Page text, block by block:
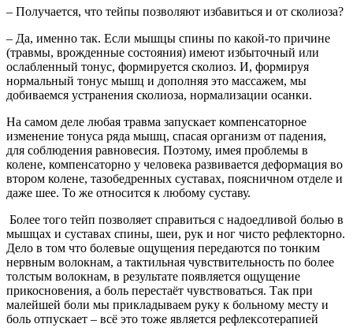
– Получается, что тейпы позволяют избавиться и от сколиоза?
– Да, именно так. Если мышцы спины по какой-то причине
(травмы, врожденные состояния) имеют избыточный или
ослабленный тонус, формируется сколиоз. И, формируя
нормальный тонус мышц и дополняя это массажем, мы
добиваемся устранения сколиоза, нормализации осанки.
На самом деле любая травма запускает компенсаторное
изменение тонуса ряда мышц, спасая организм от падения,
для соблюдения равновесия. Поэтому, имея проблемы в
колене, компенсаторно у человека развивается деформация во
втором колене, тазобедренных суставах, поясничном отделе и
даже шее. То же относится к любому суставу.
Более того тейп позволяет справиться с надоедливой болью в
мышцах и суставах спины, шеи, рук и ног чисто рефлекторно.
Дело в том что болевые ощущения передаются по тонким
нервным волокнам, а тактильная чувствительность по более
толстым волокнам, в результате появляется ощущение
прикосновения, а боль перестаёт чувствоваться. Так при
малейшей боли мы прикладываем руку к больному месту и
боль отпускает – всё это тоже является рефлексотерапией